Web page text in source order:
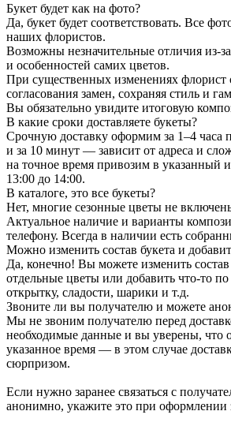
Букет будет как на фото?
Да, букет будет соответствовать. Все
наших флористов.
Возможны незначительные отличия из-
и особенностей самих цветов.
При существенных изменениях флорист
согласования замен, сохраняя стиль и
Вы обязательно увидите итоговую
В какие сроки доставляете букеты?
Срочную доставку оформим за 1–4 часа
и за 10 минут — зависит от адреса и
на точное время привозим в указанный
13:00 до 14:00.
В каталоге, это все букеты?
Нет, многие сезонные цветы не
Актуальное наличие и варианты
телефону. Всегда в наличии есть
Можно изменить состав букета и
Да, конечно! Вы можете изменить состав
отдельные цветы или добавить что-то
открытку, сладости, шарики и т.д.
Звоните ли вы получателю и можете
Мы не звоним получателю перед
необходимые данные и вы уверены, что
указанное время — в этом случае
сюрпризом.
Если нужно заранее связаться с
анонимно, укажите это при оформлении